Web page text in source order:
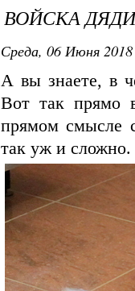
ВОЙСКА
Среда, 06 Июня
А вы знаете, в
Вот так прямо
прямом смысле
так уж и сложно.